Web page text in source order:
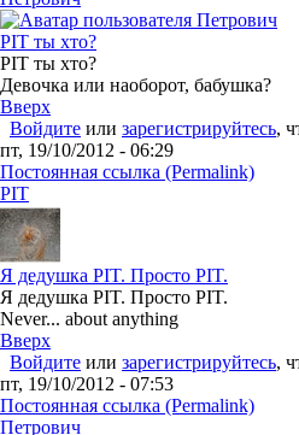
PIT ты хто?
PIT ты хто?
Девочка или наоборот, бабушка?
Вверх
Войдите или зарегистрируйтесь,
пт, 19/10/2012 - 06:29
Постоянная ссылка (Permalink)
PIT
Я дедушка PIT. Просто PIT.
Я дедушка PIT. Просто PIT.
Never... about anything
Вверх
Войдите или зарегистрируйтесь,
пт, 19/10/2012 - 07:53
Постоянная ссылка (Permalink)
Петрович